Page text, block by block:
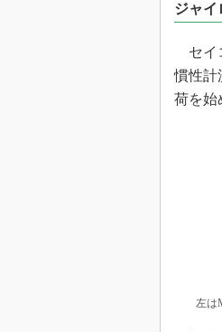
ジャイ
セイ
慣性計
荷を始
左は